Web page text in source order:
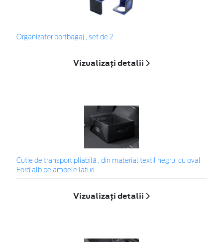
Organizator portbagaj , set de 2
Vizualizați detalii
Cutie de transport pliabilă , din material textil negru, cu oval
Ford alb pe ambele laturi
Vizualizați detalii